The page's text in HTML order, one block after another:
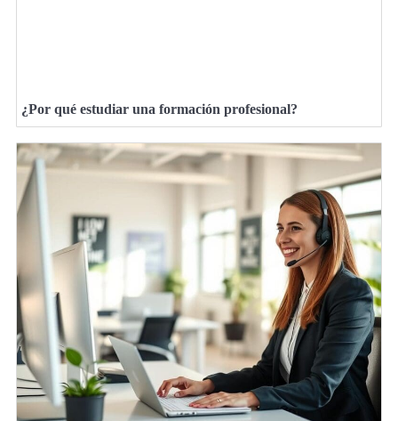
¿Por qué estudiar una formación profesional?